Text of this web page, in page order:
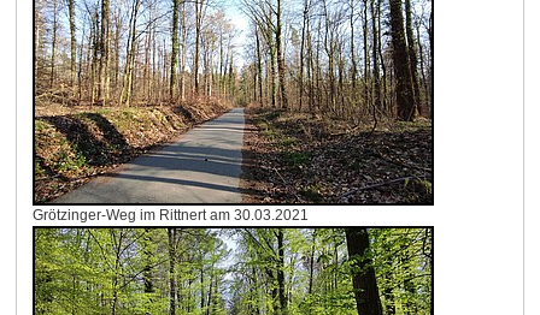
Grötzinger-Weg im Rittnert am 30.03.2021